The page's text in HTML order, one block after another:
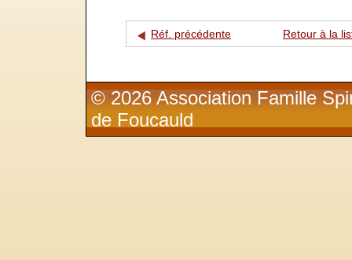
Réf. précédente Retour à la
© 2026 Association Famille
de Foucauld